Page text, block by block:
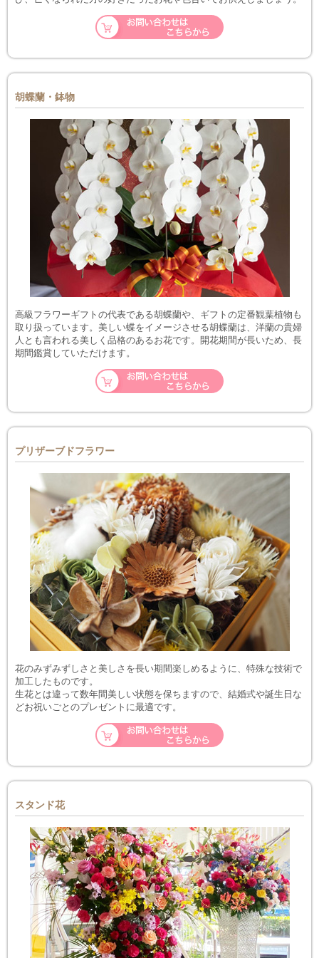
胡蝶蘭・鉢物
高級フラワーギフトの代表である胡蝶蘭や、ギフトの定番観葉植物も
取り扱っています。美しい蝶をイメージさせる胡蝶蘭は、洋蘭の貴婦
人とも言われる美しく品格のあるお花です。開花期間が長いため、長
期間鑑賞していただけます。
プリザーブドフラワー
花のみずみずしさと美しさを長い期間楽しめるように、特殊な技術で
加工したものです。
生花とは違って数年間美しい状態を保ちますので、結婚式や誕生日な
どお祝いごとのプレゼントに最適です。
スタンド花